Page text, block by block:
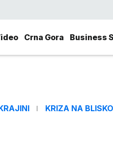
Crna Gora Business
KRIZA NA